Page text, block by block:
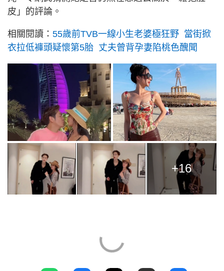
皮」的評論。
相關閱讀： 55歲前TVB一線小生老婆極狂野 當街掀
衣拉低褲頭疑懷第5胎 丈夫曾背孕妻陷桃色醜聞
+16